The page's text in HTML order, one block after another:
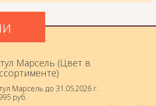
Марсель (Цвет в
Марсель до 31.05.2026 г.
руб.